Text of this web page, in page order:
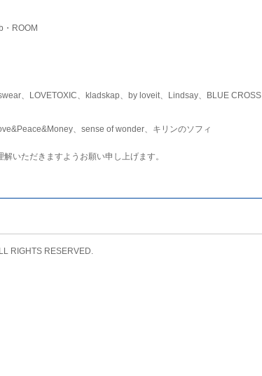
・ROOM
、LOVETOXIC、kladskap、by loveit、Lindsay、BLUE CROSS
、sense of wonder、キリンのソフィ
いただきますようお願い申し上げます。